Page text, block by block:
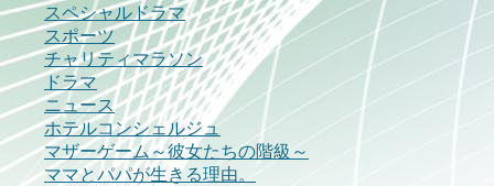
スペシャルドラマ
スポーツ
チャリティマラソン
ドラマ
ニュース
ホテルコンシェルジュ
マザーゲーム～彼女たちの階級～
ママとパパが生きる理由。